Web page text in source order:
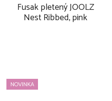
Fusak pletený JOOLZ
Nest Ribbed, pink
NOVINKA